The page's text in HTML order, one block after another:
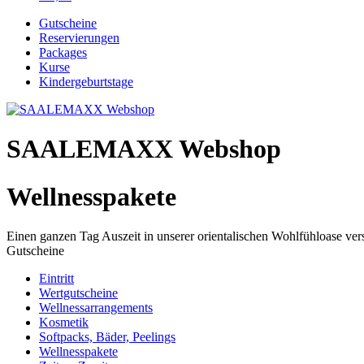
Gutscheine
Reservierungen
Packages
Kurse
Kindergeburtstage
SAALEMAXX Webshop
Wellnesspakete
Einen ganzen Tag Auszeit in unserer orientalischen Wohlfühloase
Gutscheine
Eintritt
Wertgutscheine
Wellnessarrangements
Kosmetik
Softpacks, Bäder, Peelings
Wellnesspakete